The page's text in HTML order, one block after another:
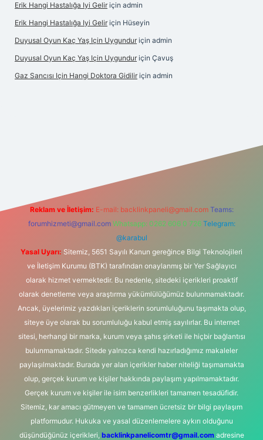
Erik Hangi Hastalığa Iyi Gelir için admin
Erik Hangi Hastalığa Iyi Gelir için Hüseyin
Duyusal Oyun Kaç Yaş Için Uygundur için admin
Duyusal Oyun Kaç Yaş Için Uygundur için Çavuş
Gaz Sancısı Için Hangi Doktora Gidilir için admin
Reklam ve İletişim: E-mail: backlinkpaneli@gmail.com Teams:
forumhizmeti@gmail.com Whatsapp: 0262 606 0 726 Telegram:
@karabul
Yasal Uyarı: Sitemiz, 5651 Sayılı Kanun gereğince Bilgi Teknolojileri
ve İletişim Kurumu (BTK) tarafından onaylanmış bir Yer Sağlayıcı
olarak hizmet vermektedir. Bu nedenle, sitedeki içerikleri proaktif
olarak denetleme veya araştırma yükümlülüğümüz bulunmamaktadır.
Ancak, üyelerimiz yazdıkları içeriklerin sorumluluğunu taşımakta olup,
siteye üye olarak bu sorumluluğu kabul etmiş sayılırlar. Bu internet
sitesi, herhangi bir marka, kurum veya şahıs şirketi ile hiçbir bağlantısı
bulunmamaktadır. Sitede yalnızca kendi hazırladığımız makaleler
paylaşılmaktadır. Burada yer alan içerikler haber niteliği taşımamakta
olup, gerçek kurum ve kişiler hakkında paylaşım yapılmamaktadır.
Gerçek kurum ve kişiler ile isim benzerlikleri tamamen tesadüfidir.
Sitemiz, kar amacı gütmeyen ve tamamen ücretsiz bir bilgi paylaşım
platformudur. Hukuka ve yasal düzenlemelere aykırı olduğunu
düşündüğünüz içerikleri, backlinkpanelicomtr@gmail.comadresine